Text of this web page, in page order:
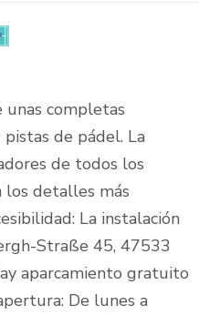
unas completas
de pádel. La
de todos los
los detalles más
La instalación
Straße 45, 47533
aparcamiento gratuito
De lunes a